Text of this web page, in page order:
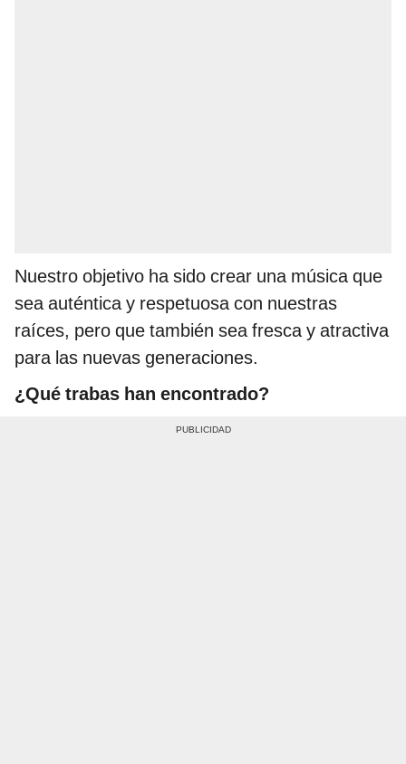
Nuestro objetivo ha sido crear una música que
sea auténtica y respetuosa con nuestras
raíces, pero que también sea fresca y atractiva
para las nuevas generaciones.
¿Qué trabas han encontrado?